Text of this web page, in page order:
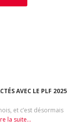
AVEC LE PLF 2025
et c’est désormais
la suite...